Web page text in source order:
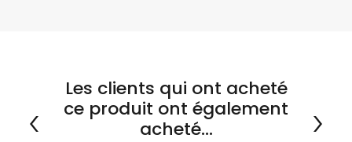
Les clients qui ont acheté
ce produit ont également
acheté...